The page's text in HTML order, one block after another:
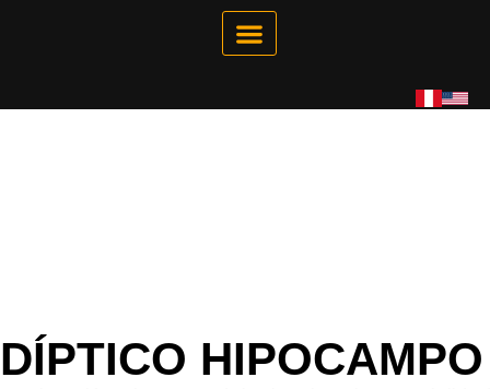
DÍPTICO HIPOCAMPO